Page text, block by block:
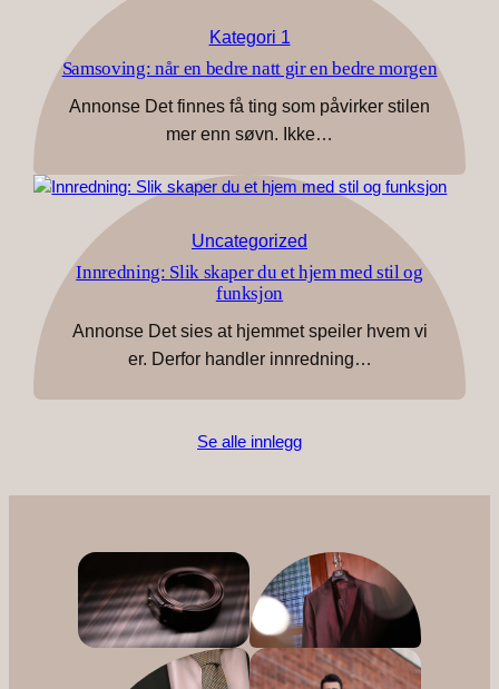
Kategori 1
Samsoving: når en bedre natt gir en bedre morgen
Annonse Det finnes få ting som påvirker stilen
mer enn søvn. Ikke…
Uncategorized
Innredning: Slik skaper du et hjem med stil og
funksjon
Annonse Det sies at hjemmet speiler hvem vi
er. Derfor handler innredning…
Se alle innlegg